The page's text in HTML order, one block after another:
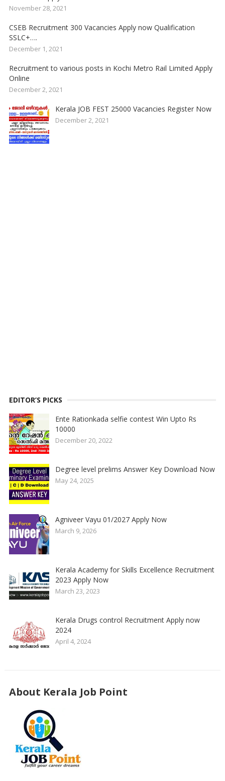
November 28, 2021
CSEB Recruitment 300 Vacancies Apply now Qualification
SSLC+….
December 1, 2021
Recruitment to various posts in Kochi Metro Rail Limited Apply
Online
December 2, 2021
Kerala JOB FEST 25000 Vacancies Register Now
December 2, 2021
EDITOR’S PICKS
Ente Rationkada selfie contest Win Upto Rs
10000
December 20, 2022
Degree level prelims Answer Key Download Now
May 24, 2025
Agniveer Vayu 01/2027 Apply Now
March 9, 2026
Kerala Academy for Skills Excellence Recruitment
2023 Apply Now
March 23, 2023
Kerala Drugs control Recruitment Apply now
2024
April 4, 2024
About Kerala Job Point